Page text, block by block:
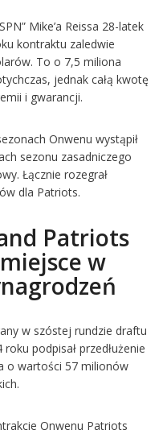
Mike’a Reissa 28-latek
kontraktu zaledwie
To o 7,5 miliona
jednak całą kwotę
i gwarancji.
Onwenu wystąpił
sezonu zasadniczego
Łącznie rozegrał
dla Patriots.
Patriots
w
w szóstej rundzie draftu
podpisał przedłużenie
o wartości 57 milionów
Onwenu Patriots